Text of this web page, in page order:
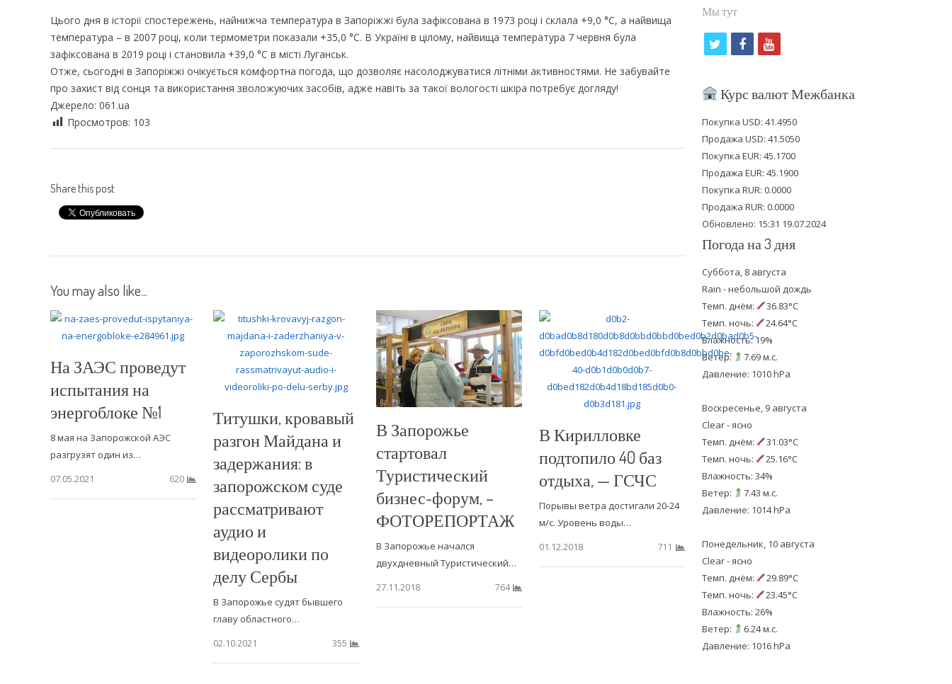
Цього дня в історії спостережень, найнижча температура в Запоріжжі була зафіксована в 1973 році і склала +9,0 °С, а найвища
температура – в 2007 році, коли термометри показали +35,0 °С. В Україні в цілому, найвища температура 7 червня була
зафіксована в 2019 році і становила +39,0 °С в місті Луганськ.
Отже, сьогодні в Запоріжжі очікується комфортна погода, що дозволяє насолоджуватися літніми активностями. Не забувайте
про захист від сонця та використання зволожуючих засобів, адже навіть за такої вологості шкіра потребує догляду!
Джерело: 061.ua
Просмотров: 103
Share this post
You may also like...
На ЗАЭС проведут
испытания на
энергоблоке №1
8 мая на Запорожской АЭС
разгрузят один из…
07.05.2021
620
Титушки, кровавый
разгон Майдана и
задержания: в
запорожском суде
рассматривают
аудио и
видеоролики по
делу Сербы
В Запорожье судят бывшего
главу областного…
02.10.2021
355
В Запорожье
стартовал
Туристический
бизнес-форум, –
ФОТОРЕПОРТАЖ
В Запорожье начался
двухдневный Туристический…
27.11.2018
764
В Кирилловке
подтопило 40 баз
отдыха, — ГСЧС
Порывы ветра достигали 20-24
м/с. Уровень воды…
01.12.2018
711
Мы тут
i
t
e
r
f
c
b
o
o
k
y
u
u
b
e
Курс валют Межбанка
Покупка USD: 41.4950
Продажа USD: 41.5050
Покупка EUR: 45.1700
Продажа EUR: 45.1900
Покупка RUR: 0.0000
Продажа RUR: 0.0000
Обновлено: 15:31 19.07.2024
Погода на 3 дня
Суббота, 8 августа
Rain - небольшой дождь
Темп. днём:
36.83°C
Темп. ночь:
24.64°C
Влажность: 19%
Ветер:
7.69 м.с.
Давление: 1010 hPa
Воскресенье, 9 августа
Clear - ясно
Темп. днём:
31.03°C
Темп. ночь:
25.16°C
Влажность: 34%
Ветер:
7.43 м.с.
Давление: 1014 hPa
Понедельник, 10 августа
Clear - ясно
Темп. днём:
29.89°C
Темп. ночь:
23.45°C
Влажность: 26%
Ветер:
6.24 м.с.
Давление: 1016 hPa